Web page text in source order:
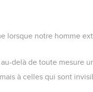
lorsque notre homme
delà de toute mesure
à celles qui sont